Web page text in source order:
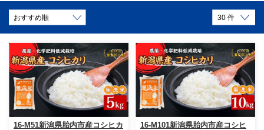
16-M51新潟県胎内市産コシヒカ
16-M101新潟県胎内市産コシヒ